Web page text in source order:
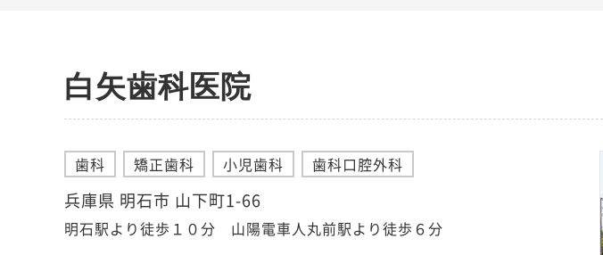
白矢歯科医院
歯科 矯正歯科 小児歯科 歯科口腔外科
兵庫県 明石市 山下町1-66
明石駅より徒歩１０分 山陽電車人丸前駅より徒歩６分